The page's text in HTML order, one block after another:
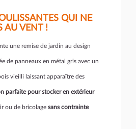
QUI NE
AU VENT !
une remise de jardin au design
de panneaux en métal gris avec un
vieilli laissant apparaître des
parfaite pour stocker en extérieur
ou de bricolage sans contrainte